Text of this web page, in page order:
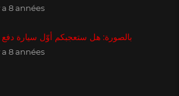
8 années
بالصورة: هل ستعجبكم أوّل سيارة
8 années